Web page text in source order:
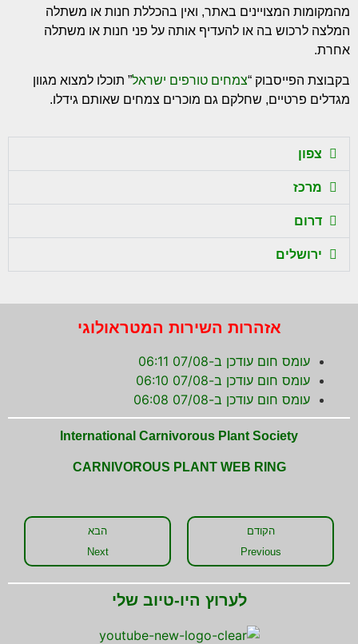
מהמקומות המצויינים באתר, ואין בהכללת חנות או משתלה
המלצה לרכוש בה או להעדיף אותה על פני חנות או משתלה
אחרת.
בקבוצת הפייסבוק “צמחים טורפים ישראל” תוכלו למצוא מגוון
מגדלים פרטיים, שחלקם גם מוכרים צמחים שאותם גידלו.
צפון
מרכז
דרום
ירושלים
אזהרות השירות המטראולוגי
עומס חום עודכן ב-07/08 06:11
עומס חום עודכן ב-07/08 06:10
עומס חום עודכן ב-07/08 06:08
International Carnivorous Plant Society
CARNIVOROUS PLANT WEB RING
הקודם
Previous
הבא
Next
לערוץ היו-טיוב שלי